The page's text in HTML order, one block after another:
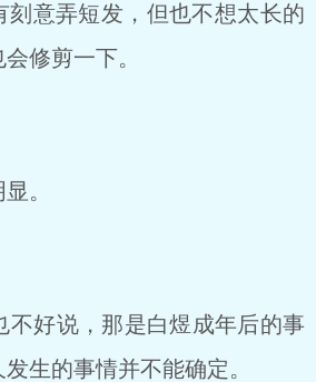
刻意弄短发，但也不想太长的
修剪一下。
。
好说，那是白煜成年后的事
生的事情并不能确定。